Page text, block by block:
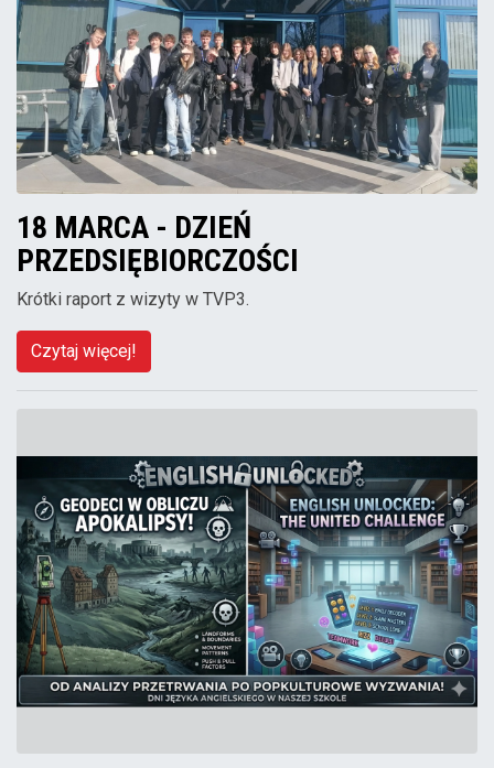
18 MARCA - DZIEŃ
PRZEDSIĘBIORCZOŚCI
Krótki raport z wizyty w TVP3.
Czytaj więcej!